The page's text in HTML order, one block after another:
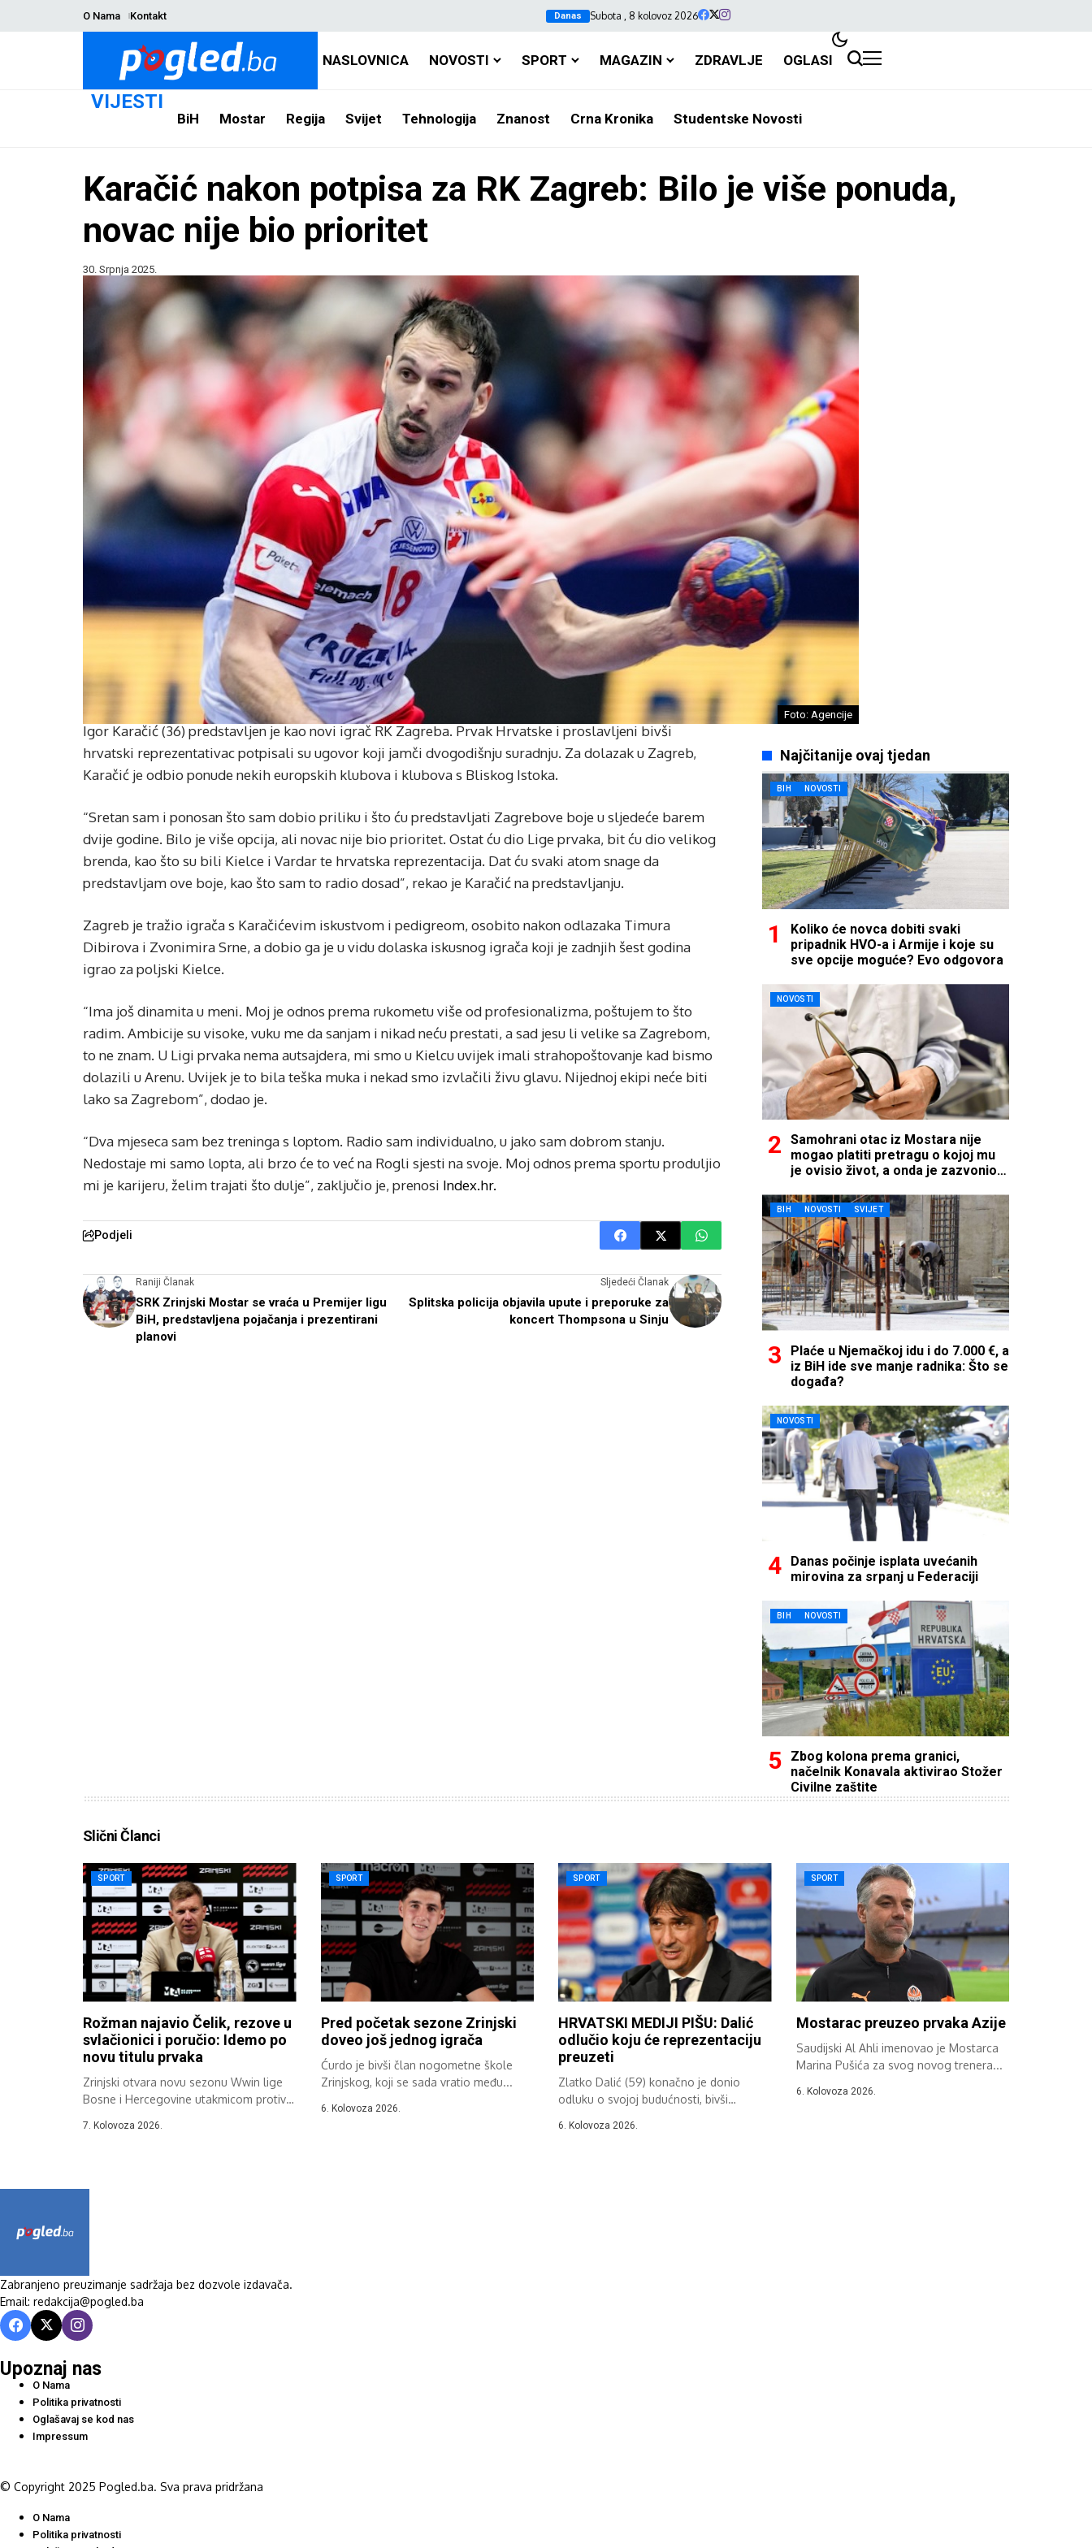
O Nama Kontakt Danas Subota , 8 kolovoz 2026
NASLOVNICA NOVOSTI SPORT MAGAZIN ZDRAVLJE OGLASI
VIJESTI
BiH Mostar Regija Svijet Tehnologija Znanost Crna Kronika Studentske Novosti
Karačić nakon potpisa za RK Zagreb: Bilo je više ponuda,
novac nije bio prioritet
30. Srpnja 2025.
Foto: Agencije
Igor Karačić (36) predstavljen je kao novi igrač RK Zagreba. Prvak Hrvatske i proslavljeni bivši
hrvatski reprezentativac potpisali su ugovor koji jamči dvogodišnju suradnju. Za dolazak u Zagreb,
Karačić je odbio ponude nekih europskih klubova i klubova s Bliskog Istoka.
“Sretan sam i ponosan što sam dobio priliku i što ću predstavljati Zagrebove boje u sljedeće barem
dvije godine. Bilo je više opcija, ali novac nije bio prioritet. Ostat ću dio Lige prvaka, bit ću dio velikog
brenda, kao što su bili Kielce i Vardar te hrvatska reprezentacija. Dat ću svaki atom snage da
predstavljam ove boje, kao što sam to radio dosad”, rekao je Karačić na predstavljanju.
Zagreb je tražio igrača s Karačićevim iskustvom i pedigreom, osobito nakon odlazaka Timura
Dibirova i Zvonimira Srne, a dobio ga je u vidu dolaska iskusnog igrača koji je zadnjih šest godina
igrao za poljski Kielce.
“Ima još dinamita u meni. Moj je odnos prema rukometu više od profesionalizma, poštujem to što
radim. Ambicije su visoke, vuku me da sanjam i nikad neću prestati, a sad jesu li velike sa Zagrebom,
to ne znam. U Ligi prvaka nema autsajdera, mi smo u Kielcu uvijek imali strahopoštovanje kad bismo
dolazili u Arenu. Uvijek je to bila teška muka i nekad smo izvlačili živu glavu. Nijednoj ekipi neće biti
lako sa Zagrebom”, dodao je.
“Dva mjeseca sam bez treninga s loptom. Radio sam individualno, u jako sam dobrom stanju.
Nedostaje mi samo lopta, ali brzo će to već na Rogli sjesti na svoje. Moj odnos prema sportu produljio
mi je karijeru, želim trajati što dulje”, zaključio je, prenosi Index.hr.
Podjeli
Raniji Članak
SRK Zrinjski Mostar se vraća u Premijer ligu
BiH, predstavljena pojačanja i prezentirani
planovi
Sljedeći Članak
Splitska policija objavila upute i preporuke za
koncert Thompsona u Sinju
Najčitanije ovaj tjedan
BIH NOVOSTI
Koliko će novca dobiti svaki
pripadnik HVO-a i Armije i koje su
sve opcije moguće? Evo odgovora
NOVOSTI
Samohrani otac iz Mostara nije
mogao platiti pretragu o kojoj mu
je ovisio život, a onda je zazvonio
BIH NOVOSTI SVIJET
Plaće u Njemačkoj idu i do 7.000 €, a
iz BiH ide sve manje radnika: Što se
događa?
NOVOSTI
Danas počinje isplata uvećanih
mirovina za srpanj u Federaciji
BIH NOVOSTI
Zbog kolona prema granici,
načelnik Konavala aktivirao Stožer
Civilne zaštite
Slični Članci
SPORT
Rožman najavio Čelik, rezove u
svlačionici i poručio: Idemo po
novu titulu prvaka
Zrinjski otvara novu sezonu Wwin lige
Bosne i Hercegovine utakmicom protiv
7. Kolovoza 2026.
SPORT
Pred početak sezone Zrinjski
doveo još jednog igrača
Ćurdo je bivši član nogometne škole
Zrinjskog, koji se sada vratio među...
6. Kolovoza 2026.
SPORT
HRVATSKI MEDIJI PIŠU: Dalić
odlučio koju će reprezentaciju
preuzeti
Zlatko Dalić (59) konačno je donio
odluku o svojoj budućnosti, bivši
6. Kolovoza 2026.
SPORT
Mostarac preuzeo prvaka Azije
Saudijski Al Ahli imenovao je Mostarca
Marina Pušića za svog novog trenera...
6. Kolovoza 2026.
Zabranjeno preuzimanje sadržaja bez dozvole izdavača.
Email: redakcija@pogled.ba
Upoznaj nas
O Nama
Politika privatnosti
Oglašavaj se kod nas
Impressum
© Copyright 2025 Pogled.ba. Sva prava pridržana
O Nama
Politika privatnosti